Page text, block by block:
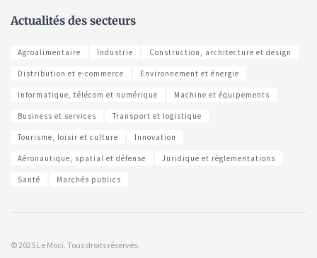
Actualités des secteurs
Agroalimentaire Industrie Construction, architecture et design
Distribution et e-commerce Environnement et énergie
Informatique, télécom et numérique Machine et équipements
Business et services Transport et logistique
Tourisme, loisir et culture Innovation
Aéronautique, spatial et défense Juridique et règlementations
Santé Marchés publics
© 2025 Le Moci. Tous droits réservés.